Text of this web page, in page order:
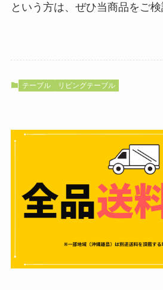
という方は、ぜひ当商品をご検
テーブル リビングテーブル